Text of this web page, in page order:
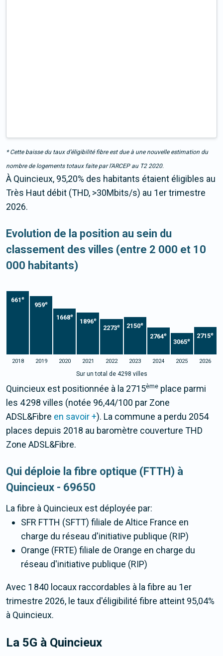
* Cette baisse du taux d’éligibilité fibre est due à une nouvelle estimation du
nombre de logements totaux faite par l’ARCEP au T2 2020.
À Quincieux, 95,20% des habitants étaient éligibles au
Très Haut débit (THD, >30Mbits/s) au 1er trimestre
2026.
Evolution de la position au sein du
classement des villes (entre 2 000 et 10
000 habitants)
661e
959e
1668e
1896e
2273e 2150e
2764e
3065e
2715e
2018 2019 2020 2021 2022 2023 2024 2025 2026
Sur un total de 4298 villes
Quincieux est positionnée à la 2715ème place parmi
les 4 298 villes (notée 96,44/100 par Zone
ADSL&Fibre en savoir +). La commune a perdu 2054
places depuis 2018 au baromètre couverture THD
Zone ADSL&Fibre.
Qui déploie la fibre optique (FTTH) à
Quincieux - 69650
La fibre à Quincieux est déployée par:
SFR FTTH (SFTT) filiale de Altice France en
charge du réseau d'initiative publique (RIP)
Orange (FRTE) filiale de Orange en charge du
réseau d'initiative publique (RIP)
Avec 1 840 locaux raccordables à la fibre au 1er
trimestre 2026, le taux d'éligibilité fibre atteint 95,04%
à Quincieux.
La 5G à Quincieux